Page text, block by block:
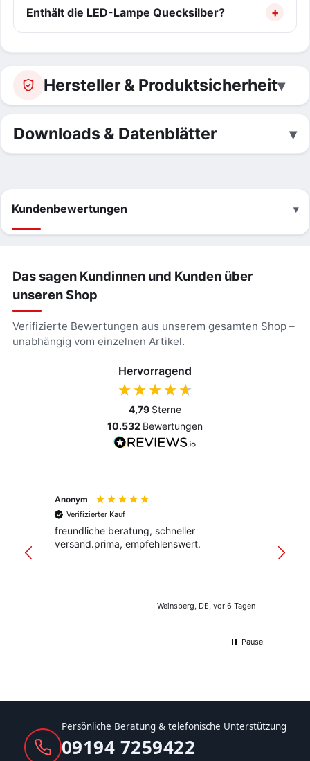
Enthält die LED-Lampe Quecksilber?
Hersteller & Produktsicherheit
Downloads & Datenblätter
Kundenbewertungen
Das sagen Kundinnen und Kunden über
unseren Shop
Verifizierte Bewertungen aus unserem gesamten Shop –
unabhängig vom einzelnen Artikel.
Hervorragend
4,79 Sterne
10.532 Bewertungen
Anonym
Verifizierter Kauf
freundliche beratung, schneller
versand.prima, empfehlenswert.
Weinsberg, DE, vor 6 Tagen
klar
Pause
Persönliche Beratung & telefonische Unterstützung
09194 7259422